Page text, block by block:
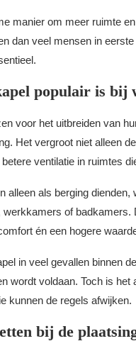
manier om meer ruimte
dan veel mensen in
populair is bij
voor het uitbreiden van
Het vergroot niet alleen
ventilatie in ruimtes
alleen als berging
of
én een hogere
in veel gevallen binnen
wordt voldaan. Toch is
kunnen de regels afwijken.
bij de